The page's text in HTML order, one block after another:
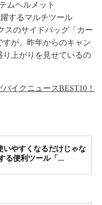
ムヘルメット
するマルチツール
スのサイドバッグ「カー
が、昨年からのキャン
上がりを見せているの
イクニュースBEST10！
いやすくなるだけじゃな
る便利ツール「...